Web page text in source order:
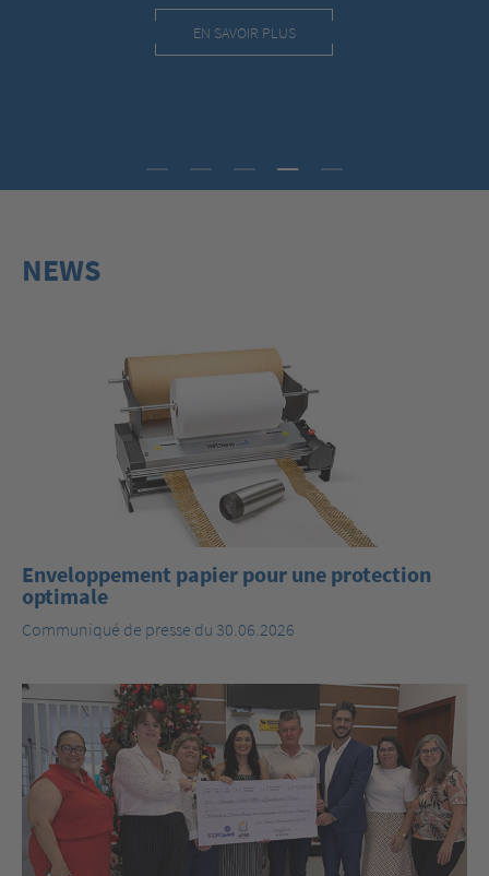
des cartons à un niveau supérieur.
NEWS
Enveloppement papier pour une protection
optimale
Communiqué de presse du 30.06.2026